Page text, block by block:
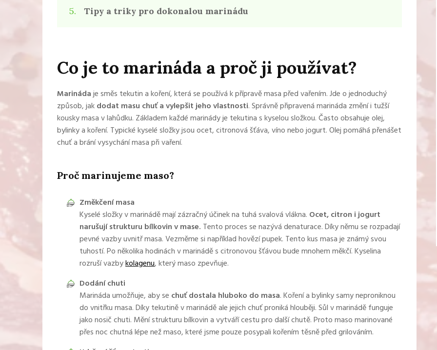
Tipy a triky pro dokonalou marinádu
Co je to marináda a proč ji používat?
Marinádaje směs tekutin a koření, která se používá k přípravě masa před vařením. Jde o jednoduchý
způsob, jakdodat masu chuť a vylepšit jeho vlastnosti. Správně připravená marináda změní i tužší
kousky masa v lahůdku. Základem každé marinády je tekutina s kyselou složkou. Často obsahuje olej,
bylinky a koření. Typické kyselé složky jsou ocet, citronová šťáva, víno nebo jogurt. Olej pomáhá přenášet
chuť a brání vysychání masa při vaření.
Proč marinujeme maso?
Změkčení masa
Kyselé složky v marinádě mají zázračný účinek na tuhá svalová vlákna. Ocet, citron i jogurt
narušují strukturu bílkovin v mase. Tento proces se nazývá denaturace. Díky němu se rozpadají
pevné vazby uvnitř masa. Vezměme si například hovězí pupek. Tento kus masa je známý svou
tuhostí. Po několika hodinách v marinádě s citronovou šťávou bude mnohem měkčí. Kyselina
rozruší vazbykolagenu, který maso zpevňuje.
Dodání chuti
Marináda umožňuje, aby se chuť dostala hluboko do masa. Koření a bylinky samy neproniknou
do vnitřku masa. Díky tekutině v marinádě ale jejich chuť proniká hlouběji. Sůl v marinádě funguje
jako nosič chuti. Mění strukturu bílkovin a vytváří cestu pro další chutě. Proto maso marinované
přes noc chutná lépe než maso, které jsme pouze posypali kořením těsně před grilováním.